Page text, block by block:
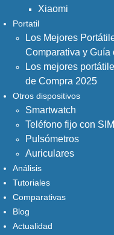
Xiaomi
Portatil
Los Mejores
Comparativa y Guía
Los mejores
de Compra 2025
Otros dispositivos
Smartwatch
Teléfono fijo con SIM
Pulsómetros
Auriculares
Análisis
Tutoriales
Comparativas
Blog
Actualidad